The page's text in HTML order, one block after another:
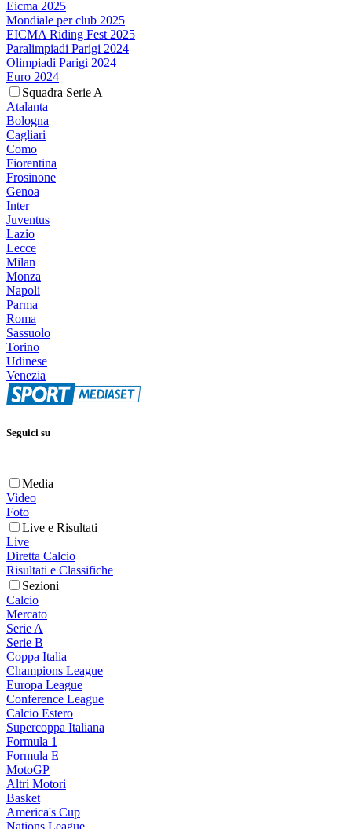
Eicma 2025
Mondiale per club 2025
EICMA Riding Fest 2025
Paralimpiadi Parigi 2024
Olimpiadi Parigi 2024
Euro 2024
Squadra Serie A
Atalanta
Bologna
Cagliari
Como
Fiorentina
Frosinone
Genoa
Inter
Juventus
Lazio
Lecce
Milan
Monza
Napoli
Parma
Roma
Sassuolo
Torino
Udinese
Venezia
Seguici su
Media
Video
Foto
Live e Risultati
Live
Diretta Calcio
Risultati e Classifiche
Sezioni
Calcio
Mercato
Serie A
Serie B
Coppa Italia
Champions League
Europa League
Conference League
Calcio Estero
Supercoppa Italiana
Formula 1
Formula E
MotoGP
Altri Motori
Basket
America's Cup
Nations League